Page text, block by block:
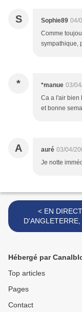
S Sophie89 04/
Comme
sympathique,
* *manue 03/
Ca a l'air bien
et bonne
A auré 03/04/
Je notte
< EN DIRECT
D'ANGLETERRE,
MUFFINS A
Hébergé par
Top articles
Pages
Contact